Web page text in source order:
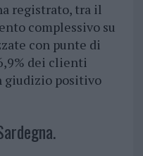
registrato, tra il
complessivo su
con punte di
dei clienti
giudizio positivo